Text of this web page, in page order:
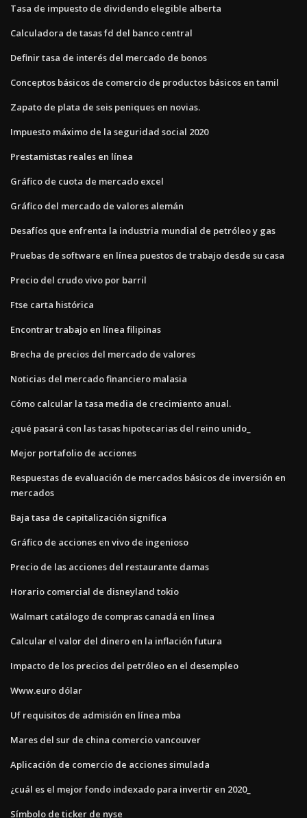
Tasa de impuesto de dividendo elegible alberta
Calculadora de tasas fd del banco central
Definir tasa de interés del mercado de bonos
Conceptos básicos de comercio de productos básicos en tamil
Zapato de plata de seis peniques en novias.
Impuesto máximo de la seguridad social 2020
Prestamistas reales en línea
Gráfico de cuota de mercado excel
Gráfico del mercado de valores alemán
Desafíos que enfrenta la industria mundial de petróleo y gas
Pruebas de software en línea puestos de trabajo desde su casa
Precio del crudo vivo por barril
Ftse carta histórica
Encontrar trabajo en línea filipinas
Brecha de precios del mercado de valores
Noticias del mercado financiero malasia
Cómo calcular la tasa media de crecimiento anual.
¿qué pasará con las tasas hipotecarias del reino unido_
Mejor portafolio de acciones
Respuestas de evaluación de mercados básicos de inversión en
mercados
Baja tasa de capitalización significa
Gráfico de acciones en vivo de ingenioso
Precio de las acciones del restaurante damas
Horario comercial de disneyland tokio
Walmart catálogo de compras canadá en línea
Calcular el valor del dinero en la inflación futura
Impacto de los precios del petróleo en el desempleo
Www.euro dólar
Uf requisitos de admisión en línea mba
Mares del sur de china comercio vancouver
Aplicación de comercio de acciones simulada
¿cuál es el mejor fondo indexado para invertir en 2020_
Símbolo de ticker de nyse